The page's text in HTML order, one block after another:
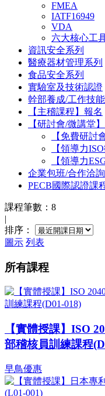
FMEA
IATF16949
VDA
六大核心工
資訊安全系列
醫療器材管理系列
食品安全系列
實驗室及技術認證
幹部養成/工作技
【主稽課程】報名
【研討會/微講堂
【免費研討
【領導力
【領導力
企業包班/合作洽詢
PECB國際認證課
課程筆數：8
|
排序：
圖示 列表
所有課程
【實體授課】ISO
部稽核員訓練課程
早鳥優惠